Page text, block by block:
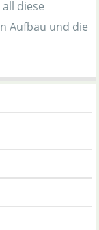
diese
Aufbau und die